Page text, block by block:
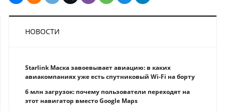
НОВОСТИ
Starlink Маска завоевывает авиацию: в каких
авиакомпаниях уже есть спутниковый Wi-Fi на борту
6 млн загрузок: почему пользователи переходят на
этот навигатор вместо Google Maps